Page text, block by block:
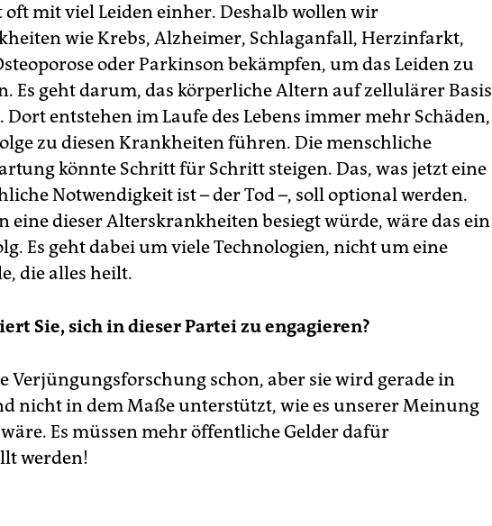
mit viel Leiden einher. Deshalb wollen wir
wie Krebs, Alzheimer, Schlaganfall, Herzinfarkt,
oder Parkinson bekämpfen, um das Leiden zu
Es geht darum, das körperliche Altern auf zellulärer Basis
Dort entstehen im Laufe des Lebens immer mehr Schäden,
zu diesen Krankheiten führen. Die menschliche
könnte Schritt für Schritt steigen. Das, was jetzt eine
Notwendigkeit ist – der Tod –, soll optional werden.
eine dieser Alterskrankheiten besiegt würde, wäre das ein
Es geht dabei um viele Technologien, nicht um eine
die alles heilt.
Sie, sich in dieser Partei zu engagieren?
Verjüngungsforschung schon, aber sie wird gerade in
nicht in dem Maße unterstützt, wie es unserer Meinung
Es müssen mehr öffentliche Gelder dafür
werden!